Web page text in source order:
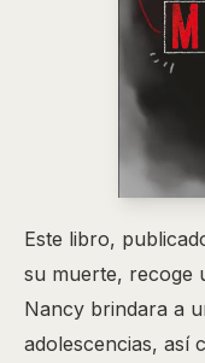
Este libro,
su muerte, recoge
Nancy brindara a
adolescencias, así